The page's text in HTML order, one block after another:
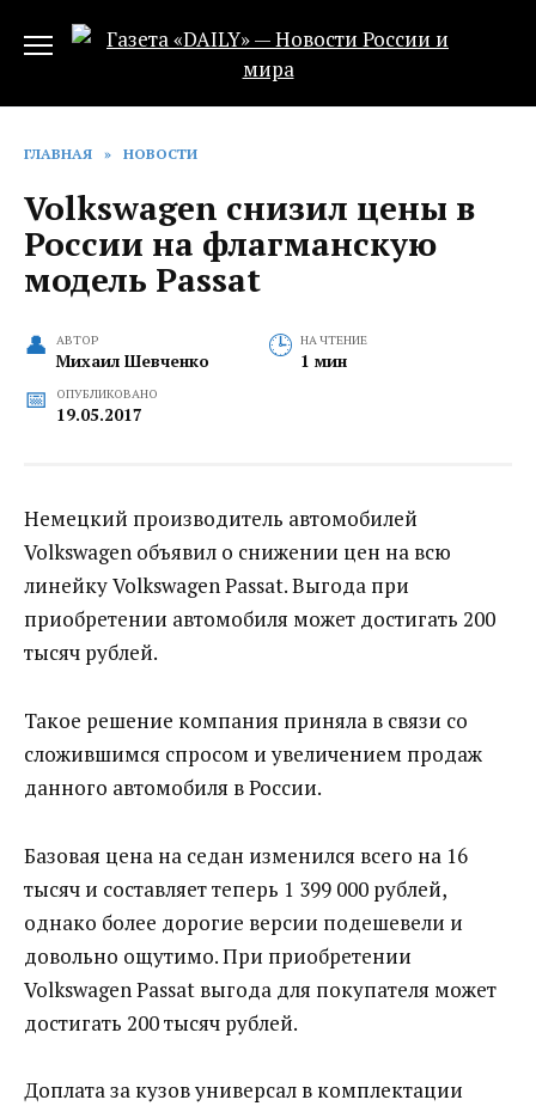
ГЛАВНАЯ » НОВОСТИ
Volkswagen снизил цены в
России на флагманскую
модель Passat
АВТОР
Михаил Шевченко
НА ЧТЕНИЕ
1 мин
ОПУБЛИКОВАНО
19.05.2017
Немецкий производитель автомобилей
Volkswagen объявил о снижении цен на всю
линейку Volkswagen Passat. Выгода при
приобретении автомобиля может достигать 200
тысяч рублей.
Такое решение компания приняла в связи со
сложившимся спросом и увеличением продаж
данного автомобиля в России.
Базовая цена на седан изменился всего на 16
тысяч и составляет теперь 1 399 000 рублей,
однако более дорогие версии подешевели и
довольно ощутимо. При приобретении
Volkswagen Passat выгода для покупателя может
достигать 200 тысяч рублей.
Доплата за кузов универсал в комплектации